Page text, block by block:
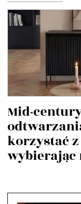
Mid-
korzystać
wybierając